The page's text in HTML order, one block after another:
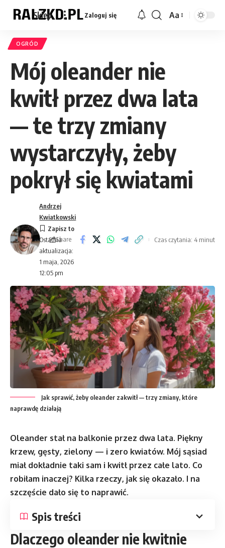
Sklep Zaloguj się
Font
Aa
OGRÓD
Mój oleander nie
kwitł przez dwa lata
— te trzy zmiany
wystarczyły, żeby
pokrył się kwiatami
Ostatnia
aktualizacja:
1 maja, 2026
12:05 pm
Andrzej
Kwiatkowski
Share Czas czytania: 4 minut
Jak sprawić, żeby oleander zakwitł — trzy zmiany, które
naprawdę działają
Oleander stał na balkonie przez dwa lata. Piękny
krzew, gęsty, zielony — i zero kwiatów. Mój sąsiad
miał dokładnie taki sam i kwitł przez całe lato. Co
robiłam inaczej? Kilka rzeczy, jak się okazało. I na
szczęście dało się to naprawić.
Spis treści
Dlaczego oleander nie kwitnie